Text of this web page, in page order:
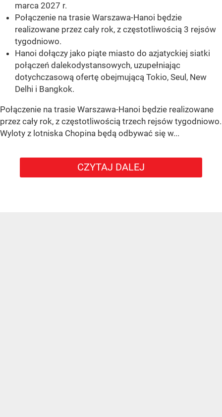
marca 2027 r.
Połączenie na trasie Warszawa-Hanoi będzie
realizowane przez cały rok, z częstotliwością 3 rejsów
tygodniowo.
Hanoi dołączy jako piąte miasto do azjatyckiej siatki
połączeń dalekodystansowych, uzupełniając
dotychczasową ofertę obejmującą Tokio, Seul, New
Delhi i Bangkok.
Połączenie na trasie Warszawa-Hanoi będzie realizowane
przez cały rok, z częstotliwością trzech rejsów tygodniowo.
Wyloty z lotniska Chopina będą odbywać się w...
CZYTAJ DALEJ